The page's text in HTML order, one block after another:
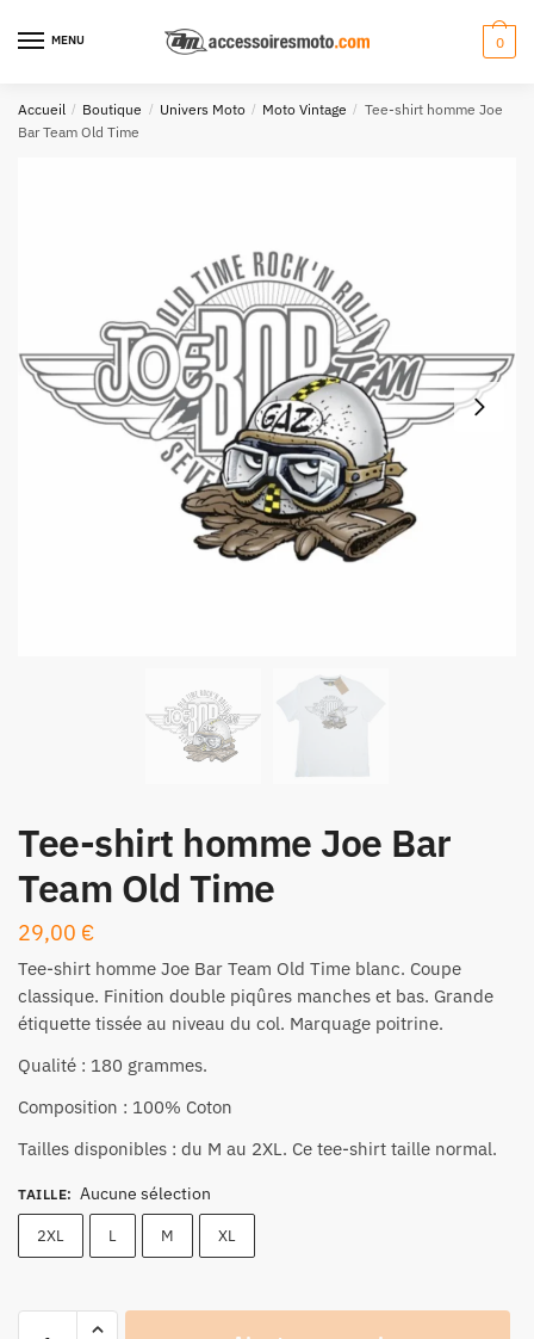
navigation
au
MENU 0
Accueil / Boutique / Univers Moto / Moto Vintage / Tee-shirt homme Joe
Bar Team Old Time
Tee-shirt homme Joe Bar
Team Old Time
29,00 €
Tee-shirt homme Joe Bar Team Old Time blanc. Coupe
classique. Finition double piqûres manches et bas. Grande
étiquette tissée au niveau du col. Marquage poitrine.
Qualité : 180 grammes.
Composition : 100% Coton
Tailles disponibles : du M au 2XL. Ce tee-shirt taille normal.
TAILLE: Aucune sélection
2XL L M XL